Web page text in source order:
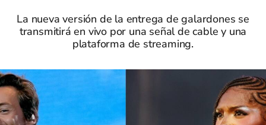
La nueva versión de la entrega de galardones se
transmitirá en vivo por una señal de cable y una
plataforma de streaming.